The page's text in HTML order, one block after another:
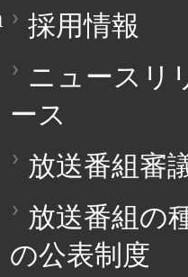
採用情報
ニュースリ
ース
放送番組審
放送番組の
の公表制度